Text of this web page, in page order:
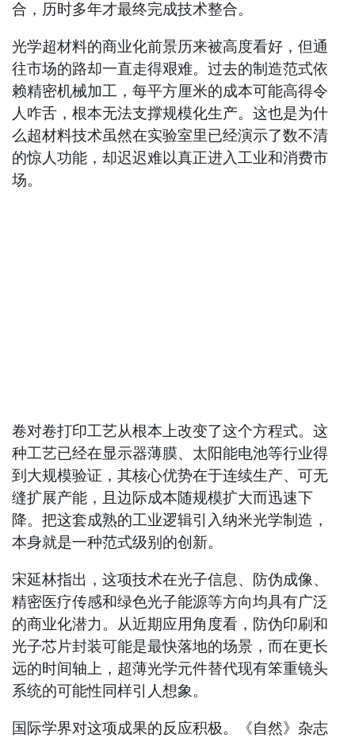
合，历时多年才最终完成技术整合。
光学超材料的商业化前景历来被高度看好，但通
往市场的路却一直走得艰难。过去的制造范式依
赖精密机械加工，每平方厘米的成本可能高得令
人咋舌，根本无法支撑规模化生产。这也是为什
么超材料技术虽然在实验室里已经演示了数不清
的惊人功能，却迟迟难以真正进入工业和消费市
场。
卷对卷打印工艺从根本上改变了这个方程式。这
种工艺已经在显示器薄膜、太阳能电池等行业得
到大规模验证，其核心优势在于连续生产、可无
缝扩展产能，且边际成本随规模扩大而迅速下
降。把这套成熟的工业逻辑引入纳米光学制造，
本身就是一种范式级别的创新。
宋延林指出，这项技术在光子信息、防伪成像、
精密医疗传感和绿色光子能源等方向均具有广泛
的商业化潜力。从近期应用角度看，防伪印刷和
光子芯片封装可能是最快落地的场景，而在更长
远的时间轴上，超薄光学元件替代现有笨重镜头
系统的可能性同样引人想象。
国际学界对这项成果的反应积极。《自然》杂志